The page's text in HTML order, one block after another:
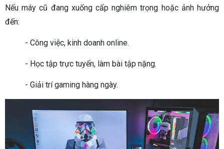
Nếu máy cũ đang xuống cấp nghiêm trọng hoặc ảnh hưởng
đến:
- Công việc, kinh doanh online.
- Học tập trực tuyến, làm bài tập nặng.
- Giải trí gaming hàng ngày.